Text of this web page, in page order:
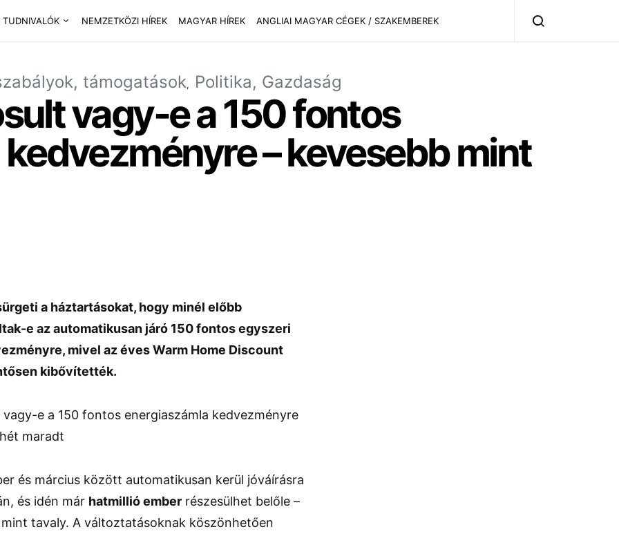
NEMZETKÖZI HÍREK MAGYAR HÍREK ANGLIAI MAGYAR CÉGEK / SZAKEMBEREK
támogatások Politika, Gazdaság
vagy-e a 150 fontos
– kevesebb mint
a háztartásokat, hogy minél előbb
e az automatikusan járó 150 fontos egyszeri
mivel az éves Warm Home Discount
kibővítették.
és március között automatikusan kerül jóváírásra
és idén már hatmillió ember részesülhet belőle –
tavaly. A változtatásoknak köszönhetően